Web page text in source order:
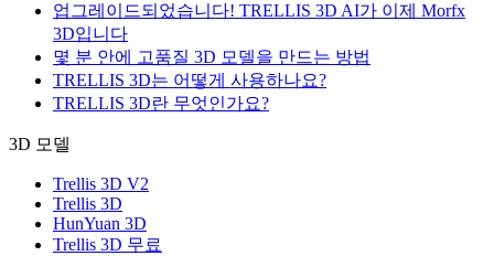
업그레이드되었습니다! TRELLIS 3D AI가 이제 Morfx
3D입니다
몇 분 안에 고품질 3D 모델을 만드는 방법
TRELLIS 3D는 어떻게 사용하나요?
TRELLIS 3D란 무엇인가요?
3D 모델
Trellis 3D V2
Trellis 3D
HunYuan 3D
Trellis 3D 무료